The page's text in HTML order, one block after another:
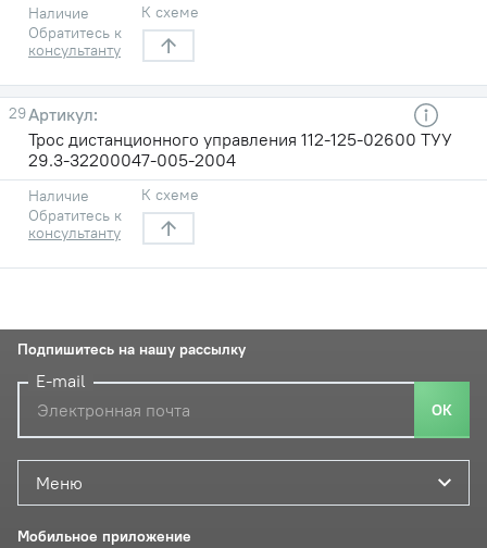
Наличие
Обратитесь к
консультанту
К схеме
29
Трос дистанционного управления 112-125-02600 ТУУ
29.3-32200047-005-2004
Наличие
Обратитесь к
консультанту
К схеме
Меню
Мобильное приложение
Подпишитесь на нашу рассылку
E-mail
ОК